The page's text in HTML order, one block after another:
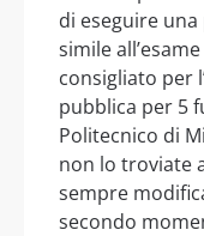
di eseguire
simile
consigliato per
pubblica per 5
Politecnico di
non lo troviate
sempre
secondo